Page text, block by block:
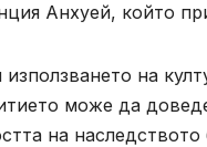
Анхуей, който
на
може да
на